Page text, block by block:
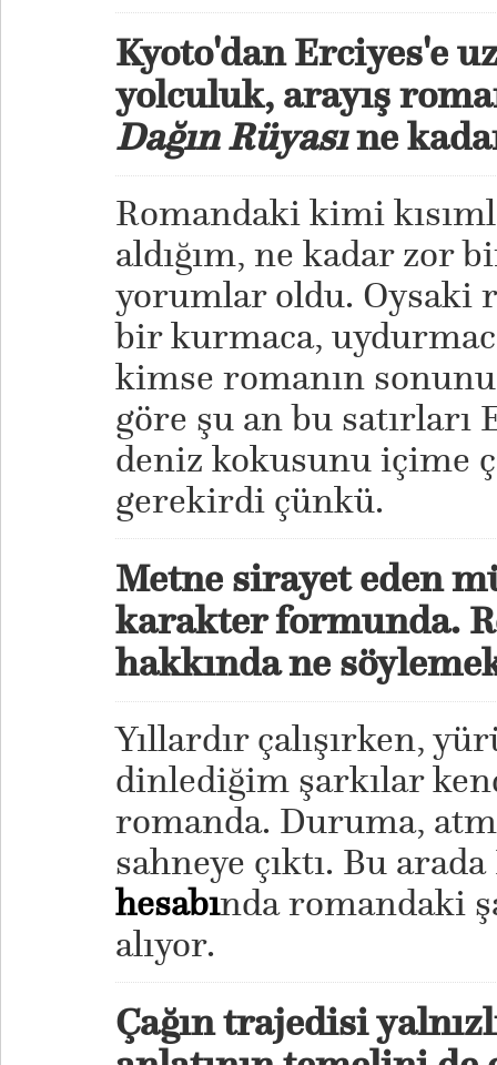
Kyoto'dan Erciyes'e
yolculuk, arayış
Dağın Rüyasıne
Romandaki kimi
aldığım, ne kadar zor
yorumlar oldu. Oysaki
bir kurmaca,
kimse romanın
göre şu an bu satırları
deniz kokusunu içime
gerekirdi çünkü.
Metne sirayet eden
karakter formunda.
hakkında ne
Yıllardır çalışırken,
dinlediğim şarkılar
romanda. Duruma,
sahneye çıktı. Bu
hesabında romandaki
alıyor.
Çağın trajedisi